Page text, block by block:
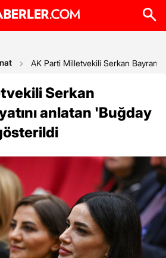
AK Parti Milletvekili Serkan
Serkan
anlatan 'Buğday